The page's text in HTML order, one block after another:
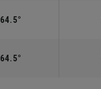
64.5°
64.5°